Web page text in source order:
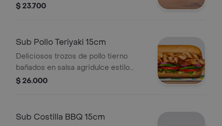
tu queso favorito y salsas.
$ 23.700
Sub Pollo Teriyaki 15cm
Deliciosos trozos de pollo tierno
bañados en salsa agridulce estilo
teriyaki. Pídelo con tus vegetales
$ 26.000
Sub Costilla BBQ 15cm